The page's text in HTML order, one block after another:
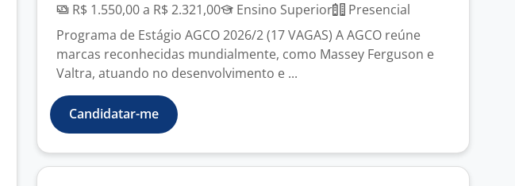
R$ 1.550,00 a R$ 2.321,00
Ensino Superior
Presencial
Programa de Estágio AGCO 2026/2 (17 VAGAS) A AGCO reúne
marcas reconhecidas mundialmente, como Massey Ferguson e
Valtra, atuando no desenvolvimento e ...
Candidatar-me